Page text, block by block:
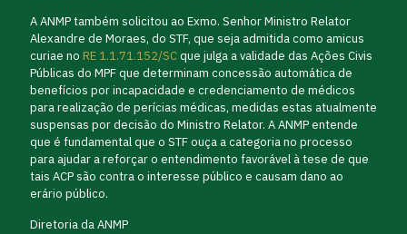
A ANMP também solicitou ao Exmo. Senhor Ministro Relator
Alexandre de Moraes, do STF, que seja admitida como amicus
curiae no RE 1.1.71.152/SCque julga a validade das Ações Civis
Públicas do MPF que determinam concessão automática de
benefícios por incapacidade e credenciamento de médicos
para realização de perícias médicas, medidas estas atualmente
suspensas por decisão do Ministro Relator. A ANMP entende
que é fundamental que o STF ouça a categoria no processo
para ajudar a reforçar o entendimento favorável à tese de que
tais ACP são contra o interesse público e causam dano ao
erário público.
Diretoria da ANMP